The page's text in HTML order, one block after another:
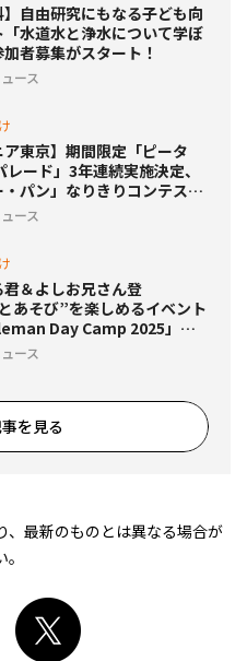
】自由研究にもなる子ども向
水道水と浄水について学ぼ
者募集がスタート！
ース
ア東京】期間限定「ピータ
レード」3年連続実施決定、
・パン」なりきりコンテスト
ース
君＆よしお兄さん登
あそび”を楽しめるイベント
Day Camp 2025」開
ース
を見る
、最新のものとは異なる場合が